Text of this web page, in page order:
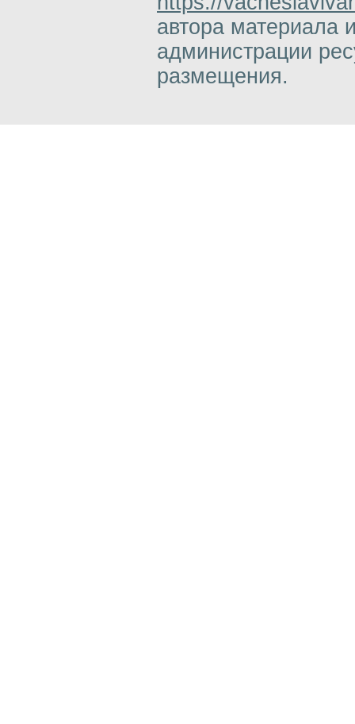
автора материала
администрации
размещения.